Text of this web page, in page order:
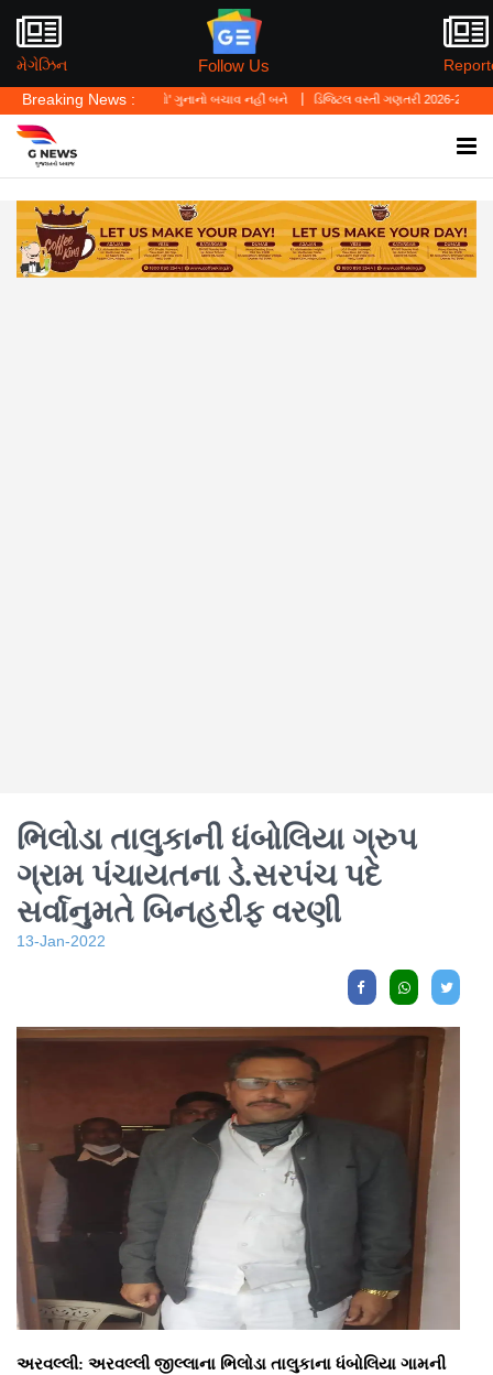
મેગેઝિન Follow Us
Breaking News :
લો' ગુનાનો બચાવ નહીં બને ડિજિટલ વસ્તી ગણતરી 2026-27નો પ્રારંભ, ઘર
ભિલોડા તાલુકાની ધંબોલિયા ગ્રુપ
ગ્રામ પંચાયતના ડે.સરપંચ પદે
સર્વાનુમતે બિનહરીફ વરણી
13-Jan-2022
અરવલ્લી: અરવલ્લી જીલ્લાના ભિલોડા તાલુકાના ધંબોલિયા ગામની